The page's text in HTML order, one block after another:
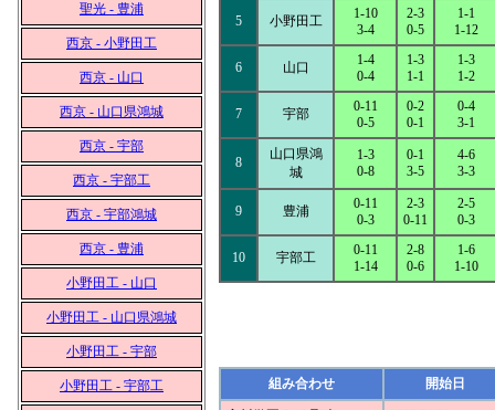
聖光 - 豊浦
西京 - 小野田工
西京 - 山口
西京 - 山口県鴻城
西京 - 宇部
西京 - 宇部工
西京 - 宇部鴻城
西京 - 豊浦
小野田工 - 山口
小野田工 - 山口県鴻城
小野田工 - 宇部
小野田工 - 宇部工
5 小野田工
1-10
3-4
2-3
0-5
1-1
1-12
6 山口
1-4
0-4
1-3
1-1
1-3
1-2
7 宇部
0-11
0-5
0-2
0-1
0-4
3-1
8
山口県鴻
城
1-3
0-8
0-1
3-5
4-6
3-3
9 豊浦
0-11
0-3
2-3
0-11
2-5
0-3
10 宇部工
0-11
1-14
2-8
0-6
1-6
1-10
組み合わせ 開始日